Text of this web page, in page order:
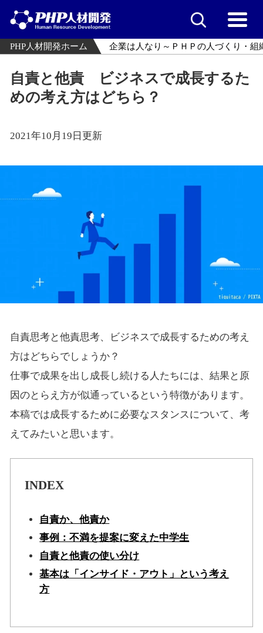
PHP人材開発ホーム 企業は人なり～ＰＨＰの人づくり・組
自責と他責 ビジネスで成長するた
めの考え方はどちら？
2021年10月19日更新
自責思考と他責思考、ビジネスで成長するための考え
方はどちらでしょうか？
仕事で成果を出し成長し続ける人たちには、結果と原
因のとらえ方が似通っているという特徴があります。
本稿では成長するために必要なスタンスについて、考
えてみたいと思います。
INDEX
自責か、他責か
事例：不満を提案に変えた中学生
自責と他責の使い分け
基本は「インサイド・アウト」という考え
方